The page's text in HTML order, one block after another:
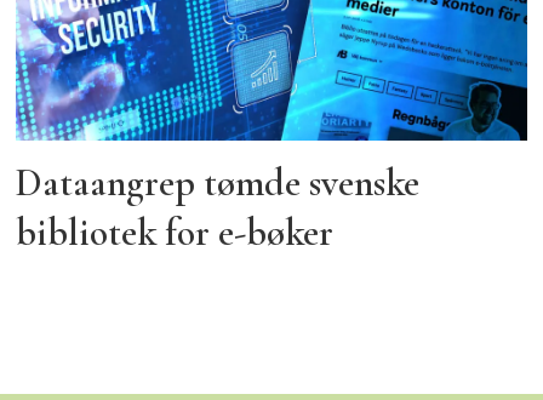
Dataangrep tømde svenske
bibliotek for e-bøker